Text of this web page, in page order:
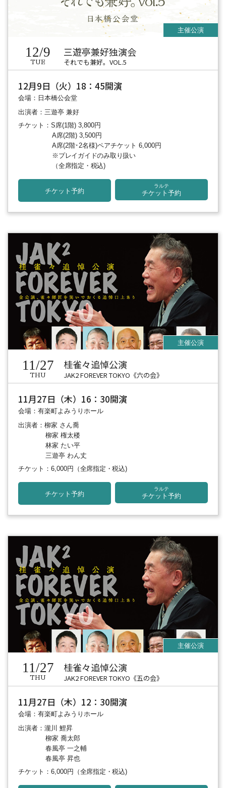
12/9
TUE
三遊亭兼好独演会
それでも兼好。VOL.5
12月9日（火）18：45開演
会場：日本橋公会堂
出演者：三遊亭 兼好
チケット：S席(1階) 3,800円
A席(2階) 3,500円
A席(2階･2名様)ペアチケット 6,000円
※プレイガイドのみ取り扱い
（全席指定・税込)
チケット予約
ラルテ
チケット予約
11/27
THU
桂雀々追悼公演
JAK2 FOREVER TOKYO《六の会》
11月27日（木）16：30開演
会場：有楽町よみうりホール
出演者：柳家 さん喬
柳家 権太楼
林家 たい平
三遊亭 わん丈
チケット：6,000円
（全席指定・税込)
チケット予約
ラルテ
チケット予約
11/27
THU
桂雀々追悼公演
JAK2 FOREVER TOKYO《五の会》
11月27日（木）12：30開演
会場：有楽町よみうりホール
出演者：瀧川 鯉昇
柳家 喬太郎
春風亭 一之輔
春風亭 昇也
チケット：6,000円 （全席指定・税込)